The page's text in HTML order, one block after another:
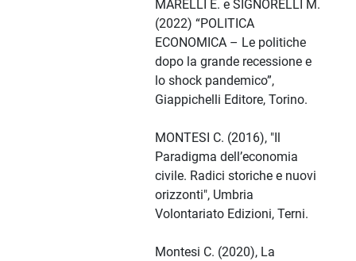
MARELLI E. e SIGNORELLI M.
(2022) “POLITICA
ECONOMICA – Le politiche
dopo la grande recessione e
lo shock pandemico”,
Giappichelli Editore, Torino.
MONTESI C. (2016), "Il
Paradigma dell’economia
civile. Radici storiche e nuovi
orizzonti", Umbria
Volontariato Edizioni, Terni.
Montesi C. (2020), La